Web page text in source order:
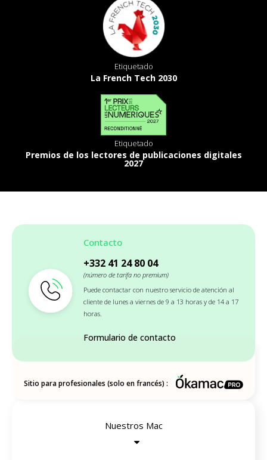
Etiquetado
La French Tech 2030
Etiquetado
Premios de los lectores de publicaciones digitales
2027
Contacto
+332 41 24 80 04
(número de tarifa no premium)
Puede contactar con nuestro servicio de atención al
cliente de lunes a viernes de 9 a 13 horas y de 14 a 17
horas.
Formulario de contacto
Sitio para profesionales (solo en francés) :
Nuestros Mac